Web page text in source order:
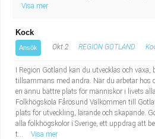
Visa mer
Kock
Ansök Okt 2 REGION GOTLAND
I Region Gotland kan du utvecklas och
tillsammans med andra. När du arbetar
en ännu bättre plats för människor i livets
Folkhögskola Fårösund Välkommen till
plats för utveckling, lärande och skapande.
alla folkhögskolor i Sverige, ett uppdrag att
t...
Visa mer